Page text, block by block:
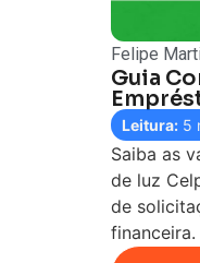
Felipe
Guia
Leitura: 5
Saiba as
de luz
de
financeira.